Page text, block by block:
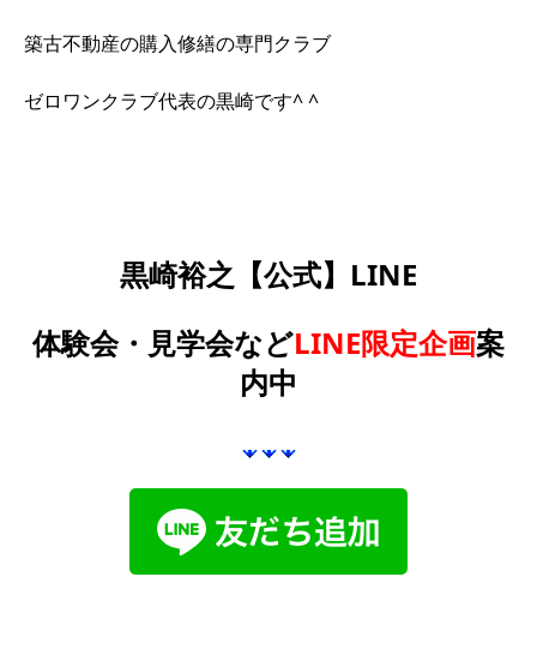
築古不動産の購入修繕の専門クラブ
ゼロワンクラブ代表の黒崎です^ ^
黒崎裕之【公式】LINE
体験会・見学会などLINE限定企画案
内中